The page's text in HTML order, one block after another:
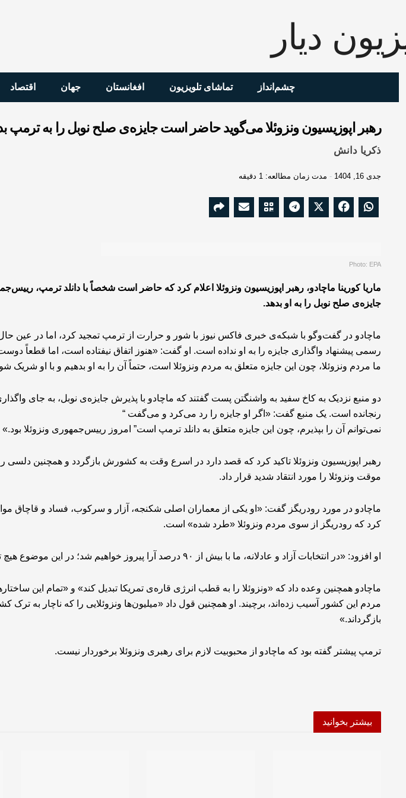
چشم‌انداز تماشای تلویزیون افغانستان جهان اقتصاد
رهبر اپوزیسیون ونزوئلا می‌گوید حاضر است جایزه‌ی صلح نوبل را به ترمپ
ذکریا دانش
جدی 16, 1404 مدت زمان مطالعه: 1 دقیقه
Photo: EPA
ماریا کورینا ماچادو، رهبر اپوزیسیون ونزوئلا اعلام کرد که حاضر است شخصاً با دانلد ترمپ،
جایزه‌ی صلح نوبل را به او بدهد.
ماچادو در گفت‌وگو با شبکه‌ی خبری فاکس نیوز با شور و حرارت از ترمپ تمجید کرد، اما در عین
رسمی پیشنهاد واگذاری جایزه‌ را به او نداده است. او گفت: «هنوز اتفاق نیفتاده است، اما قطعاً
ما مردم ونزوئلا، چون این جایزه متعلق به مردم ونزوئلا است، حتماً آن را به او بدهیم و با او شریک
دو منبع نزدیک به کاخ سفید به واشنگتن پست گفتند که ماچادو با پذیرش جایزه‌ی نوبل، به جای
رنجانده است. یک منبع گفت: «اگر او جایزه را رد می‌کرد و می‌گفت “
نمی‌توانم آن را بپذیرم، چون این جایزه متعلق به دانلد ترمپ است” امروز رییس‌جمهوری ونزوئلا بود.»
رهبر اپوزیسیون ونزوئلا تاکید کرد که قصد دارد در اسرع وقت به کشورش بازگردد و همچنین دلسی
موقت ونزوئلا را مورد انتقاد شدید قرار داد.
ماچادو در مورد رودریگز گفت: «او یکی از معماران اصلی شکنجه، آزار و سرکوب، فساد و قاچاق
کرد که رودریگز از سوی مردم ونزوئلا «طرد شده» است.
او افزود: «در انتخابات آزاد و عادلانه، ما با بیش از ۹۰ درصد آرا پیروز خواهیم شد؛ در این موضوع هیچ تردیدی ندارم.»
ماچادو همچنین وعده داد که «ونزوئلا را به قطب انرژی قاره‌ی تمریکا تبدیل کند» و «تمام این
مردم این کشور آسیب زده‌اند، برچیند. او همچنین قول داد «میلیون‌ها ونزوئلایی را که ناچار به ترک
بازگرداند.»
ترمپ پیشتر گفته بود که ماچادو از محبوبیت لازم برای رهبری ونزوئلا برخوردار نیست.
بیشتر بخوانید